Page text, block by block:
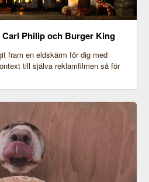
Philip och Burger King
fram en eldskärm för dig med
till själva reklamfilmen så för